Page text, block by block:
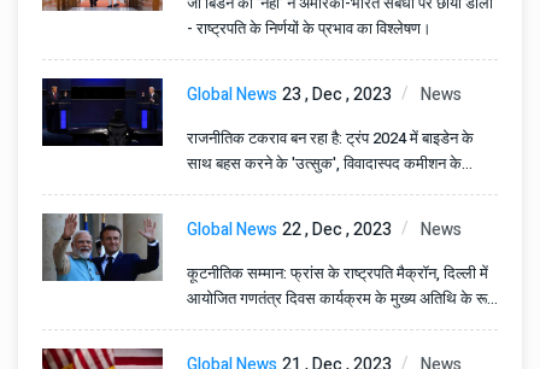
- राष्ट्रपति के निर्णयों के प्रभाव का विश्लेषण।
Global News23 , Dec , 2023 News
राजनीतिक टकराव बन रहा है: ट्रंप 2024 में बाइडेन के
साथ बहस करने के 'उत्सुक', विवादास्पद कमीशन के
बावजूद भागीदारी के लिए खुला है।
Global News22 , Dec , 2023 News
कूटनीतिक सम्मान: फ्रांस के राष्ट्रपति मैक्रॉन, दिल्ली में
आयोजित गणतंत्र दिवस कार्यक्रम के मुख्य अतिथि के रूप
में होंगे।